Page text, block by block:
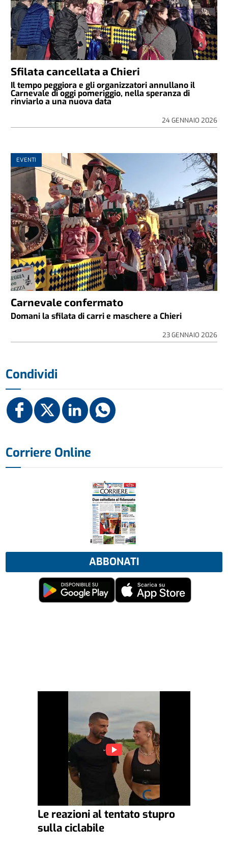
Sfilata cancellata a Chieri
Il tempo peggiora e gli organizzatori annullano il
Carnevale di oggi pomeriggio, nella speranza di
rinviarlo a una nuova data
24 GENNAIO 2026
EVENTI
Carnevale confermato
Domani la sfilata di carri e maschere a Chieri
23 GENNAIO 2026
Condividi
Corriere Online
ABBONATI
Le reazioni al tentato stupro
sulla ciclabile